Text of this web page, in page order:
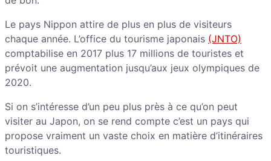
Le pays Nippon attire de plus en plus de visiteurs
chaque année. L’office du tourisme japonais (JNTO)
comptabilise en 2017 plus 17 millions de touristes et
prévoit une augmentation jusqu’aux jeux olympiques de
2020.
Si on s’intéresse d’un peu plus près à ce qu’on peut
visiter au Japon, on se rend compte c’est un pays qui
propose vraiment un vaste choix en matière d’itinéraires
touristiques.